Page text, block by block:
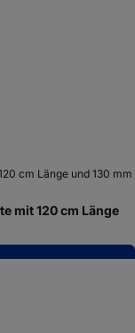
mit 120 cm Länge